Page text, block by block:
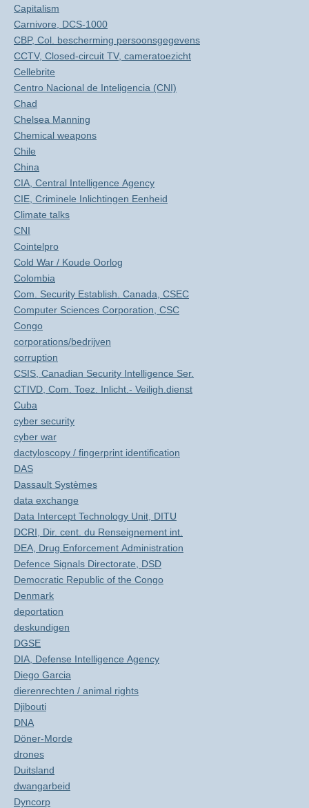
Capitalism
Carnivore, DCS-1000
CBP, Col. bescherming persoonsgegevens
CCTV, Closed-circuit TV, cameratoezicht
Cellebrite
Centro Nacional de Inteligencia (CNI)
Chad
Chelsea Manning
Chemical weapons
Chile
China
CIA, Central Intelligence Agency
CIE, Criminele Inlichtingen Eenheid
Climate talks
CNI
Cointelpro
Cold War / Koude Oorlog
Colombia
Com. Security Establish. Canada, CSEC
Computer Sciences Corporation, CSC
Congo
corporations/bedrijven
corruption
CSIS, Canadian Security Intelligence Ser.
CTIVD, Com. Toez. Inlicht.- Veiligh.dienst
Cuba
cyber security
cyber war
dactyloscopy / fingerprint identification
DAS
Dassault Systèmes
data exchange
Data Intercept Technology Unit, DITU
DCRI, Dir. cent. du Renseignement int.
DEA, Drug Enforcement Administration
Defence Signals Directorate, DSD
Democratic Republic of the Congo
Denmark
deportation
deskundigen
DGSE
DIA, Defense Intelligence Agency
Diego Garcia
dierenrechten / animal rights
Djibouti
DNA
Döner-Morde
drones
Duitsland
dwangarbeid
Dyncorp